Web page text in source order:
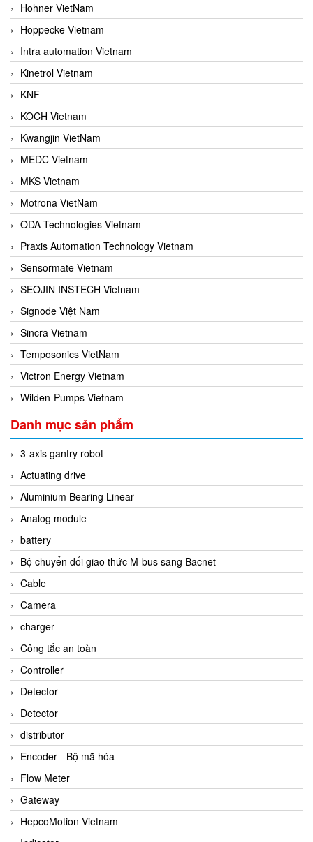
Hohner VietNam
Hoppecke Vietnam
Intra automation Vietnam
Kinetrol Vietnam
KNF
KOCH Vietnam
Kwangjin VietNam
MEDC Vietnam
MKS Vietnam
Motrona VietNam
ODA Technologies Vietnam
Praxis Automation Technology Vietnam
Sensormate Vietnam
SEOJIN INSTECH Vietnam
Signode Việt Nam
Sincra Vietnam
Temposonics VietNam
Victron Energy Vietnam
Wilden-Pumps Vietnam
Danh mục sản phẩm
3-axis gantry robot
Actuating drive
Aluminium Bearing Linear
Analog module
battery
Bộ chuyển đổi giao thức M-bus sang Bacnet
Cable
Camera
charger
Công tắc an toàn
Controller
Detector
Detector
distributor
Encoder - Bộ mã hóa
Flow Meter
Gateway
HepcoMotion Vietnam